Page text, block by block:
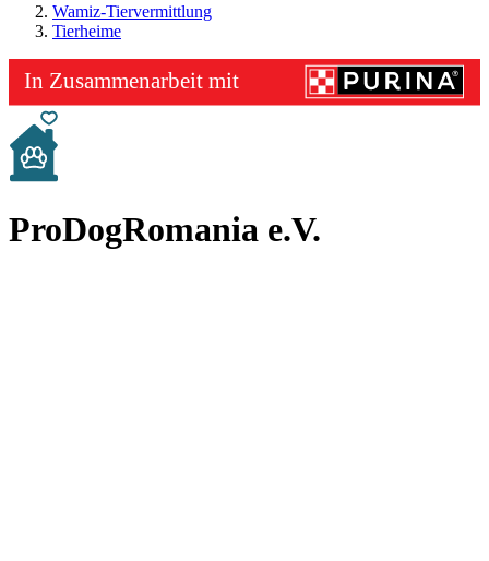
Wamiz-Tiervermittlung
Tierheime
ProDogRomania e.V.